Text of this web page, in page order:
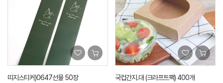
띠지스티커)0647선물 50장 국컵간지.대 (크라프트팩) 400개